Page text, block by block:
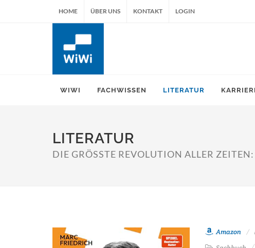
HOME ÜBER UNS KONTAKT LOGIN
WIWI FACHWISSEN LITERATUR
LITERATUR
DIE GRÖSSTE REVOLUTION ALLER
Amazon